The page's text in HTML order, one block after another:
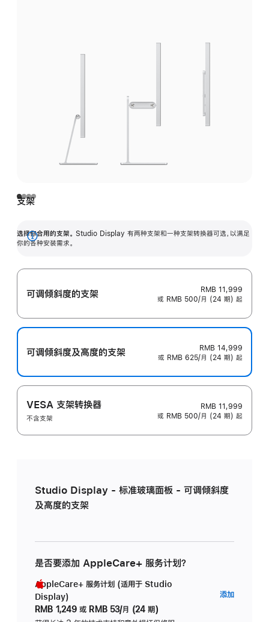
支架
选择你合用的支架。 Studio Display 有两种支架和一种支架转换器可选，以满足
你的各种安装需求。
展
可调倾斜度的支架
RMB 11,999
或 RMB 500/月 (24 期) 起
可调倾斜度及高‍度的支‍架
RMB 14,999
或 RMB 625/月 (24 期) 起
VESA 支架转换器
不含支架
RMB 11,999
或 RMB 500/月 (24 期) 起
Studio Display - 标准玻璃面板 - 可调倾斜度
及高度的支架
是否要添加 AppleCare+ 服务计划？
AppleCare+ 服务计划 (适用于 Studio
Display)
RMB 1,249 或 RMB 53/月 (24 期)
添加